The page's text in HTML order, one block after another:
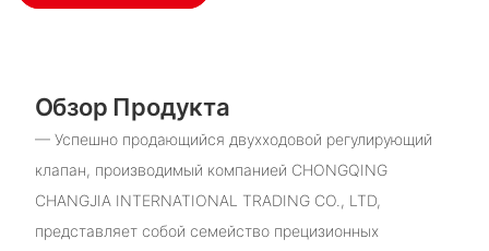
Обзор Продукта
— Успешно продающийся двухходовой регулирующий
клапан, производимый компанией CHONGQING
CHANGJIA INTERNATIONAL TRADING CO., LTD,
представляет собой семейство прецизионных